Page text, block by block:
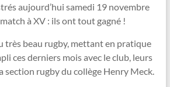
aujourd’hui samedi 19 novembre
à XV : ils ont tout gagné !
très beau rugby, mettant en pratique
ces derniers mois avec le club, leurs
section rugby du collège Henry Meck.